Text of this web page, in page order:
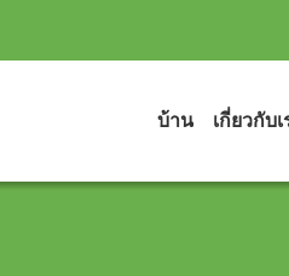
บ้าน เกี่ยวกับเ